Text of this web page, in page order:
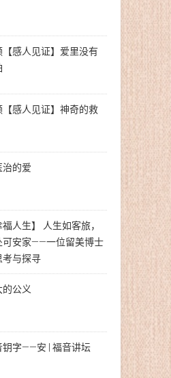
【感人见证】爱里没有
【感人见证】神奇的救
治的爱
福人生】 人生如客旅，
可安家——一位留美博士
考与探寻
的公义
钥字——安 | 福音讲坛